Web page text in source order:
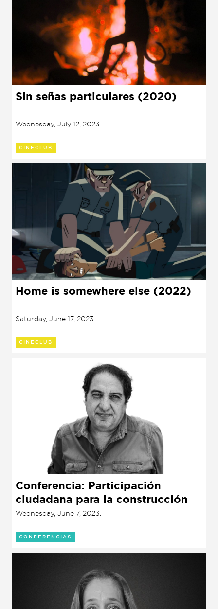
Sin señas particulares (2020)
Wednesday, July 12, 2023.
CINECLUB
Home is somewhere else (2022)
Saturday, June 17, 2023.
CINECLUB
Conferencia: Participación
ciudadana para la construcción
de paz
Wednesday, June 7, 2023.
CONFERENCIAS